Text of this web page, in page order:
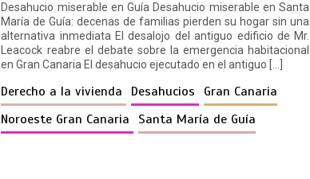
Desahucio miserable en Guía Desahucio miserable en Santa
María de Guía: decenas de familias pierden su hogar sin una
alternativa inmediata El desalojo del antiguo edificio de Mr.
Leacock reabre el debate sobre la emergencia habitacional
en Gran Canaria El desahucio ejecutado en el antiguo […]
Derecho a la vivienda Desahucios
Gran Canaria
Noroeste Gran Canaria
Santa María de Guía